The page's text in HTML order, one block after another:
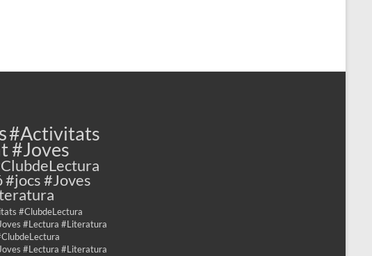
#Activitats
#Joves
#Joves
#ClubdeLectura
#Lectura #Literatura
#Lectura #Literatura